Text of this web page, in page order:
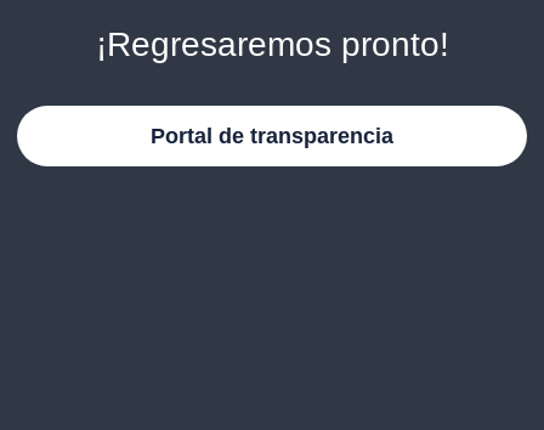
¡Regresaremos pronto!
Portal de transparencia